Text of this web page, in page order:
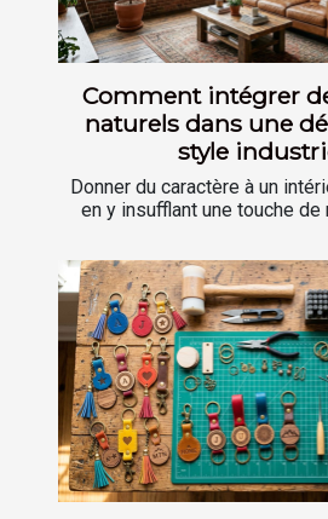
Comment intégrer
naturels dans une
style
Donner du caractère à un
en y insufflant une touche de